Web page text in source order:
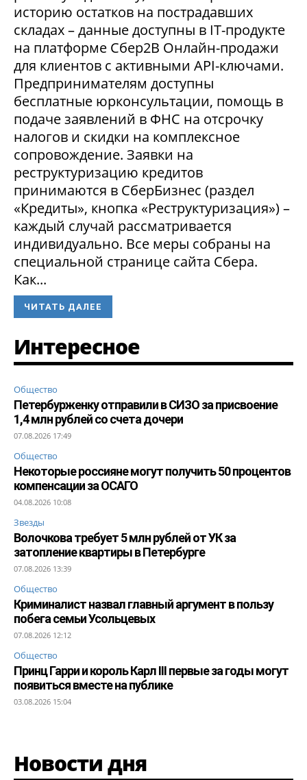
историю остатков на пострадавших
складах – данные доступны в IT-продукте
на платформе Сбер2В Онлайн-продажи
для клиентов с активными API-ключами.
Предпринимателям доступны
бесплатные юрконсультации, помощь в
подаче заявлений в ФНС на отсрочку
налогов и скидки на комплексное
сопровождение. Заявки на
реструктуризацию кредитов
принимаются в СберБизнес (раздел
«Кредиты», кнопка «Реструктуризация») –
каждый случай рассматривается
индивидуально. Все меры собраны на
специальной странице сайта Сбера.
Как...
ЧИТАТЬ ДАЛЕЕ
Интересное
Общество
Петербурженку отправили в СИЗО за присвоение
1,4 млн рублей со счета дочери
07.08.2026 17:49
Общество
Некоторые россияне могут получить 50 процентов
компенсации за ОСАГО
04.08.2026 10:08
Звезды
Волочкова требует 5 млн рублей от УК за
затопление квартиры в Петербурге
07.08.2026 13:39
Общество
Криминалист назвал главный аргумент в пользу
побега семьи Усольцевых
07.08.2026 12:12
Общество
Принц Гарри и король Карл III первые за годы могут
появиться вместе на публике
03.08.2026 15:04
Новости дня